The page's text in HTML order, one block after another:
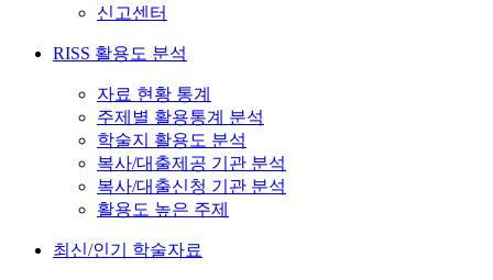
신고센터
RISS 활용도 분석
자료 현황 통계
주제별 활용통계 분석
학술지 활용도 분석
복사/대출제공 기관 분석
복사/대출신청 기관 분석
활용도 높은 주제
최신/인기 학술자료